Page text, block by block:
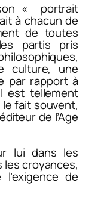
« portrait
à chacun de
de toutes
partis pris
culture, une
par rapport à
est tellement
fait souvent,
de l’Age
lui dans les
les croyances,
de